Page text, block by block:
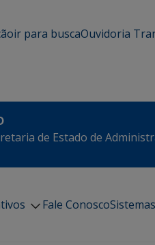
ir para buscaOuvidoria
de Estado de
Fale ConoscoSistemas